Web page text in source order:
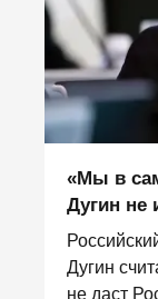
«Мы в
Дугин не
Дугин
не даст